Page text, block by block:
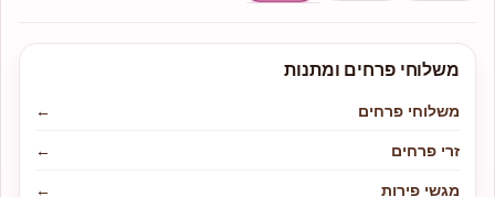
משלוחי פרחים ומתנות
משלוחי פרחים
←
זרי פרחים
←
מגשי פירות
←